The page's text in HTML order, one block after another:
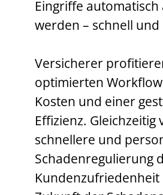
Eingriffe automatisch
werden – schnell
Versicherer
optimierten
Kosten und einer
Effizienz. Gleichzeitig
schnellere und
Schadenregulierung
Kundenzufriedenheit